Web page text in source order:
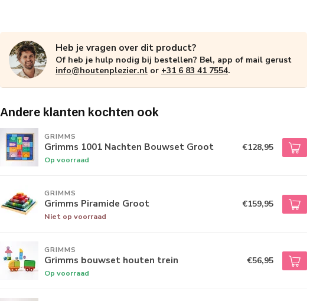
Heb je vragen over dit product?
Of heb je hulp nodig bij bestellen? Bel, app of mail gerust
info@houtenplezier.nl or +31 6 83 41 7554.
Andere klanten kochten ook
GRIMMS
Grimms 1001 Nachten Bouwset Groot
Op voorraad
€128,95
GRIMMS
Grimms Piramide Groot
Niet op voorraad
€159,95
GRIMMS
Grimms bouwset houten trein
Op voorraad
€56,95